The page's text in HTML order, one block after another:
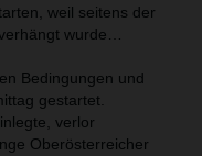
weil seitens der
wurde…
Bedingungen und
gestartet.
verlor
Oberösterreicher